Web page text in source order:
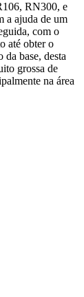
RN300, e
a ajuda de um
com o
até obter o
base, desta
grossa de
na área